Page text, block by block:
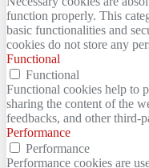
function properly. This
basic functionalities and
cookies do not store any
Functional
Functional
Functional cookies help to
sharing the content of the
feedbacks, and other third-
Performance
Performance
Performance cookies are